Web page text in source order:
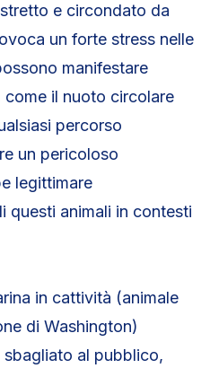
e circondato da
un forte stress nelle
manifestare
il nuoto circolare
percorso
un pericoloso
legittimare
questi animali in contesti
in cattività (animale
di Washington)
al pubblico,